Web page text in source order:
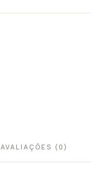
AVALIAÇÕES (0)